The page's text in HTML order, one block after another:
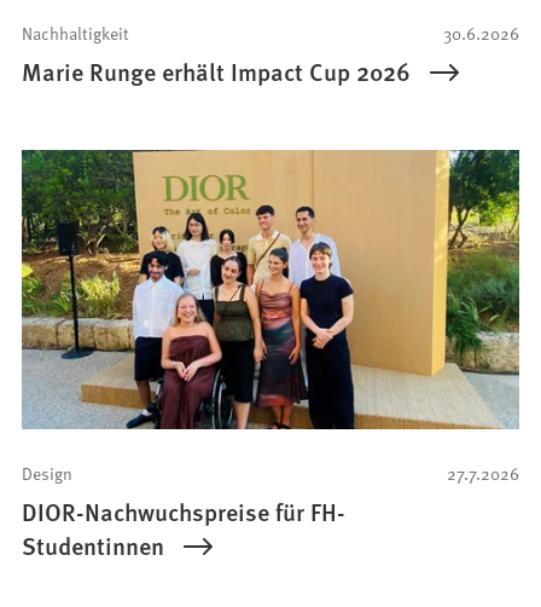
30.6.2026
Nachhaltigkeit
Marie Runge erhält Impact Cup 2026
27.7.2026
Design
DIOR-Nachwuchspreise für FH-
Studentinnen